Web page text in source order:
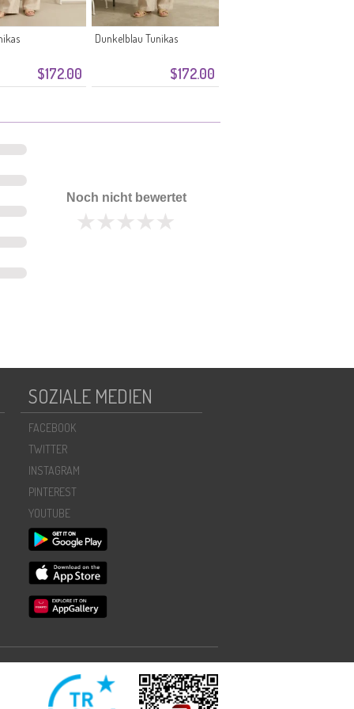
$172.00 $172.00
Dunkelblau Tunikas
Noch nicht bewertet
SOZIALE MEDIEN
FACEBOOK
TWITTER
INSTAGRAM
PINTEREST
YOUTUBE